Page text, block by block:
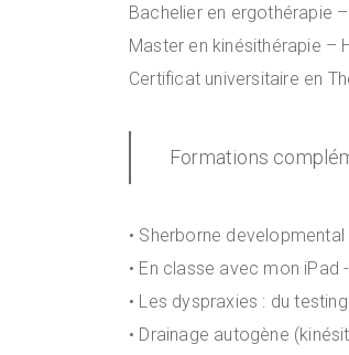
Bachelier en ergothérapie
Master en kinésithérapie –
Certificat universitaire en
Formations
• Sherborne
• En classe avec mon
• Les dyspraxies : du
• Drainage autogène